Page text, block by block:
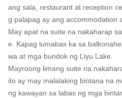
ang sala, restaurant at reception
g palapag ay ang accommodation
May apat na suite na nakaharap
e. Kapag lumabas ka sa
wa at mga bundok ng Liyu Lake.
Mayroong limang suite na
ito ay may malalaking bintana na
ng kawayan sa labas ng mga